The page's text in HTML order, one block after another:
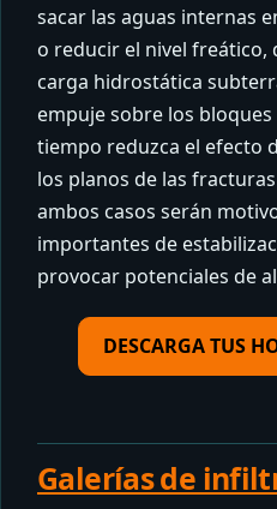
sacar las aguas internas
o reducir el nivel freático,
carga hidrostática
empuje sobre los
tiempo reduzca el efecto
los planos de las
ambos casos serán
importantes de
provocar potenciales de
DESCARGA TUS
Galerías de